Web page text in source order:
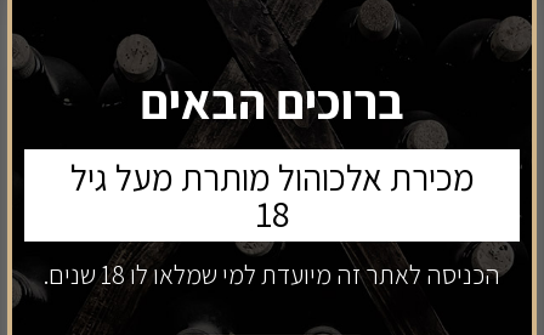
ברוכים הבאים
מכירת אלכוהול מותרת מעל גיל
18
הכניסה לאתר זה מיועדת למי שמלאו לו 18 שנים.